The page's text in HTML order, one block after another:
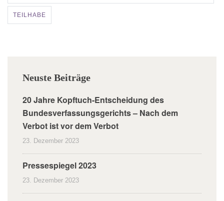
TEILHABE
Neuste Beiträge
20 Jahre Kopftuch-Entscheidung des
Bundesverfassungsgerichts – Nach dem
Verbot ist vor dem Verbot
23. Dezember 2023
Pressespiegel 2023
23. Dezember 2023